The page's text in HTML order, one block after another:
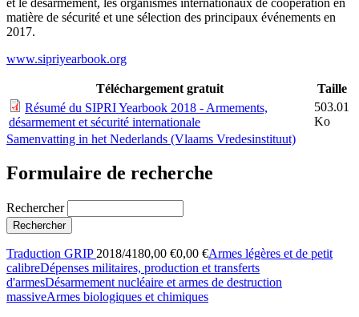
matière de sécurité et une sélection des principaux événements en
2017.
www.sipriyearbook.org
Téléchargement gratuit
Taille
Résumé du SIPRI Yearbook 2018 - Armements,
désarmement et sécurité internationale
503.01
Ko
Samenvatting in het Nederlands (Vlaams Vredesinstituut)
Formulaire de recherche
Rechercher
Traduction GRIP 2018/4180,00 €0,00 €Armes légères et de petit
calibreDépenses militaires, production et transferts
d'armesDésarmement nucléaire et armes de destruction
massiveArmes biologiques et chimiques